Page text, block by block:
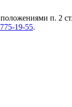
положениями п. 2
19-55.